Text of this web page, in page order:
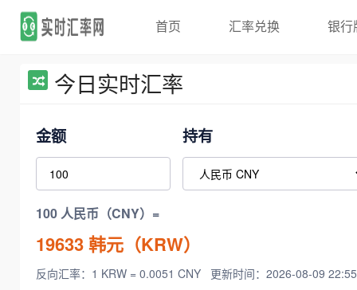
首页 汇率兑换 银行
今日实时汇率
金额 持有
100 人民币（CNY）=
19633韩元（KRW）
反向汇率：1 KRW = 0.0051 CNY 更新时间：2026-08-09